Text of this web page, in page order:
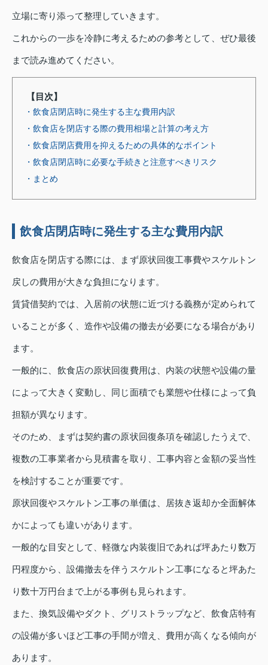
立場に寄り添って整理していきます。
これからの一歩を冷静に考えるための参考として、ぜひ最後
まで読み進めてください。
【目次】
・飲食店閉店時に発生する主な費用内訳
・飲食店を閉店する際の費用相場と計算の考え方
・飲食店閉店費用を抑えるための具体的なポイント
・飲食店閉店時に必要な手続きと注意すべきリスク
・まとめ
飲食店閉店時に発生する主な費用内訳
飲食店を閉店する際には、まず原状回復工事費やスケルトン
戻しの費用が大きな負担になります。
賃貸借契約では、入居前の状態に近づける義務が定められて
いることが多く、造作や設備の撤去が必要になる場合があり
ます。
一般的に、飲食店の原状回復費用は、内装の状態や設備の量
によって大きく変動し、同じ面積でも業態や仕様によって負
担額が異なります。
そのため、まずは契約書の原状回復条項を確認したうえで、
複数の工事業者から見積書を取り、工事内容と金額の妥当性
を検討することが重要です。
原状回復やスケルトン工事の単価は、居抜き返却か全面解体
かによっても違いがあります。
一般的な目安として、軽微な内装復旧であれば坪あたり数万
円程度から、設備撤去を伴うスケルトン工事になると坪あた
り数十万円台まで上がる事例も見られます。
また、換気設備やダクト、グリストラップなど、飲食店特有
の設備が多いほど工事の手間が増え、費用が高くなる傾向が
あります。